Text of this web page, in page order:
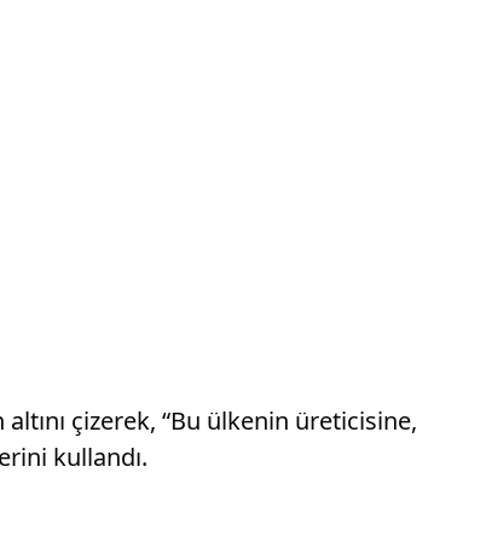
çizerek, “Bu ülkenin üreticisine,
kullandı.